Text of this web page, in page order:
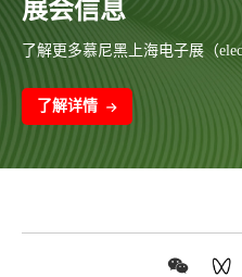
展会信息
了解更多慕尼黑上海电子展（
了解详情